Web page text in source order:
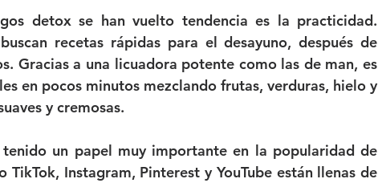
detox se han vuelto tendencia es la practicidad.
recetas rápidas para el desayuno, después de
Gracias a una licuadora potente como las de man, es
en pocos minutos mezclando frutas, verduras, hielo y
y cremosas.
tenido un papel muy importante en la popularidad de
TikTok, Instagram, Pinterest y YouTube están llenas de